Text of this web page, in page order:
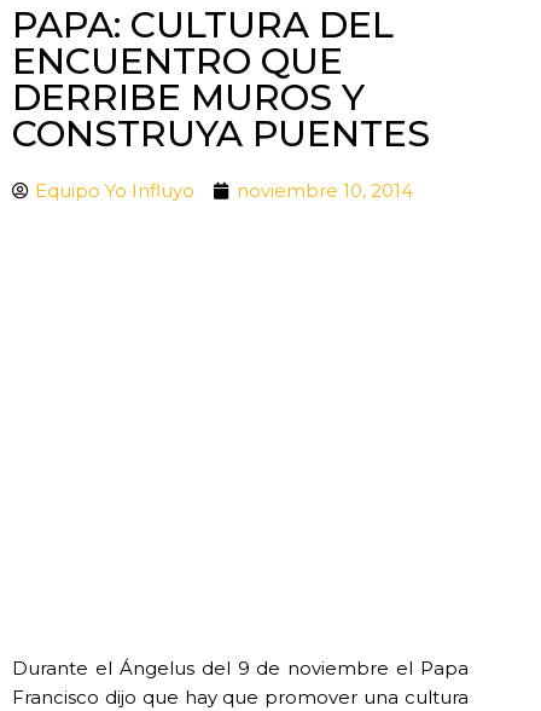
PAPA: CULTURA DEL
ENCUENTRO QUE
DERRIBE MUROS Y
CONSTRUYA PUENTES
Equipo Yo Influyo noviembre 10, 2014
Durante el Ángelus del 9 de noviembre el Papa
Francisco dijo que hay que promover una cultura